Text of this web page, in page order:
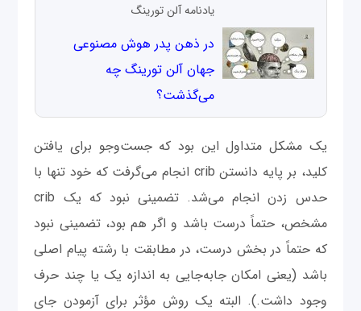
يادنامه آلن تورينگ
در ذهن پدر هوش مصنوعی
جهان آلن تورینگ چه
می‌گذشت؟
یک مشکل متداول این بود که جست‌وجو برای یافتن
کلید، بر پایه دانستن crib انجام می‌گرفت که خود تنها با
حدس زدن انجام می‌شد. تضمینی نبود که یک crib
مشخص، حتماً درست باشد و اگر هم بود، تضمینی نبود
که حتماً در بخش درست، در مطابقت با رشته پیام اصلی
باشد (یعنی امکان جابه‌جایی به اندازه یک یا چند حرف
وجود داشت.). البته یک روش مؤثر برای آزمودن جای